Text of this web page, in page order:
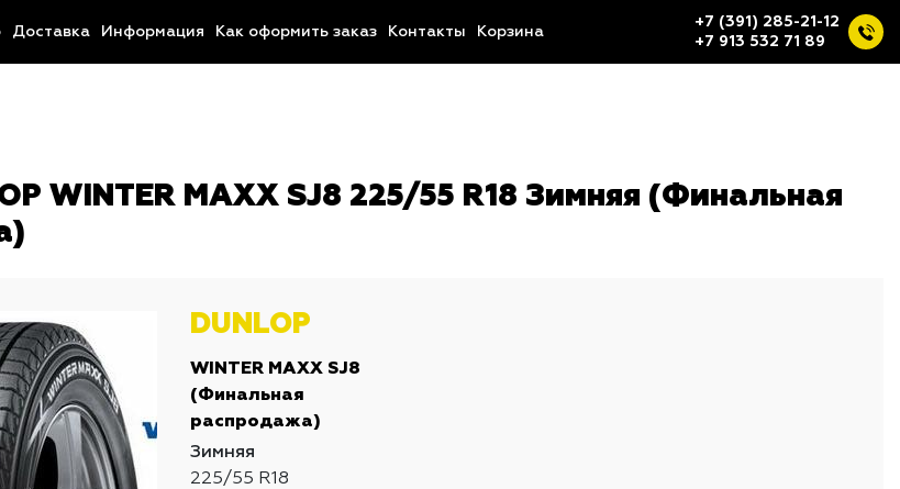
Доставка Информация Как оформить заказ Контакты Корзина
+7 (391) 285-21-12
+7 913 532 71 89
WINTER MAXX SJ8 225/55 R18 Зимняя (Финальная
DUNLOP
WINTER MAXX SJ8
(Финальная
распродажа)
Зимняя
225/55 R18